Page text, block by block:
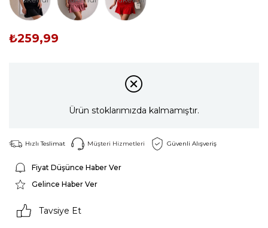
₺259,99
Ürün stoklarımızda kalmamıştır.
Hızlı Teslimat Müşteri Hizmetleri Güvenli Alışveriş
Fiyat Düşünce Haber Ver
Gelince Haber Ver
Tavsiye Et